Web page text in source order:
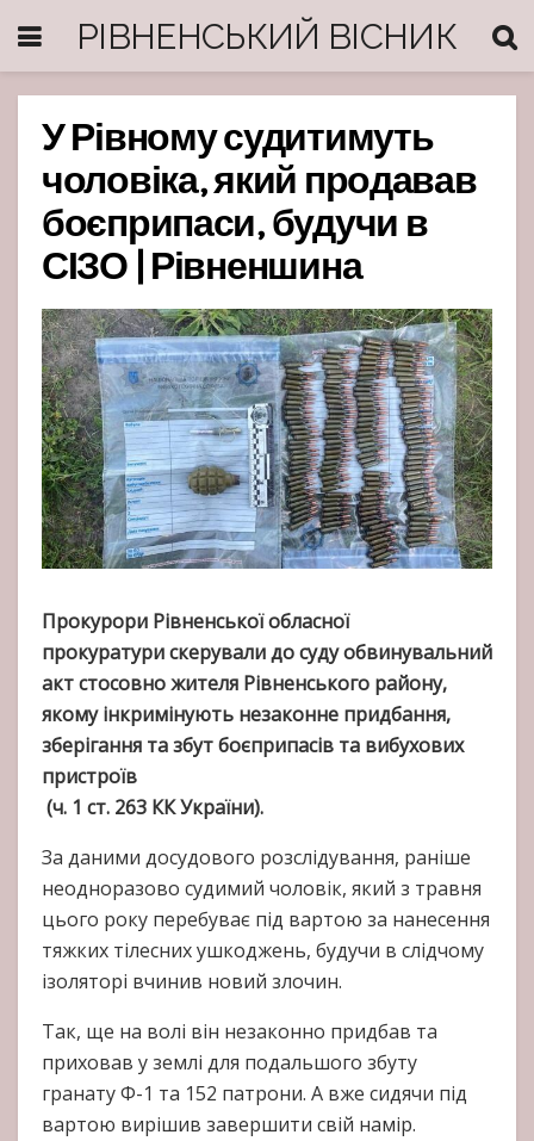
РІВНЕНСЬКИЙ ВІСНИК
У Рівному судитимуть
чоловіка, який продавав
боєприпаси, будучи в
СІЗО | Рівненшина
Прокурори Рівненської обласної
прокуратури скерували до суду обвинувальний
акт стосовно жителя Рівненського району,
якому інкримінують незаконне придбання,
зберігання та збут боєприпасів та вибухових
пристроїв
(ч. 1 ст. 263 КК України).
За даними досудового розслідування, раніше
неодноразово судимий чоловік, який з травня
цього року перебуває під вартою за нанесення
тяжких тілесних ушкоджень, будучи в слідчому
ізоляторі вчинив новий злочин.
Так, ще на волі він незаконно придбав та
приховав у землі для подальшого збуту
гранату Ф-1 та 152 патрони. А вже сидячи під
вартою вирішив завершити свій намір.